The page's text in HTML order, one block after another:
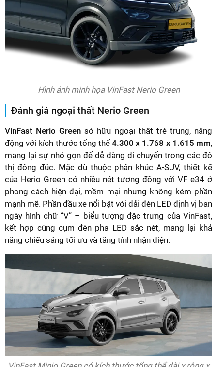
Hình ảnh minh họa VinFast Nerio Green
Đánh giá ngoại thất Nerio Green
VinFast Nerio Green sở hữu ngoại thất trẻ trung, năng
động với kích thước tổng thể4.300 x 1.768 x 1.615 mm,
mang lại sự nhỏ gọn để dễ dàng di chuyển trong các đô
thị đông đúc. Mặc dù thuộc phân khúc A-SUV, thiết kế
của Herio Green có nhiều nét tương đồng với VF e34 ở
phong cách hiện đại, mềm mại nhưng không kém phần
mạnh mẽ. Phần đầu xe nổi bật với dải đèn LED định vị ban
ngày hình chữ “V” – biểu tượng đặc trưng của VinFast,
kết hợp cùng cụm đèn pha LED sắc nét, mang lại khả
năng chiếu sáng tối ưu và tăng tính nhận diện.